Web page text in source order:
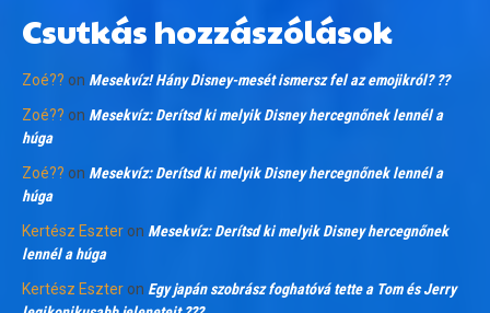
Csutkás hozzászólások
Zoé?? on Mesekvíz! Hány Disney-mesét ismersz fel az emojikról? ??
Zoé?? on Mesekvíz: Derítsd ki melyik Disney hercegnőnek lennél a
húga
Zoé?? on Mesekvíz: Derítsd ki melyik Disney hercegnőnek lennél a
húga
Kertész Eszter on Mesekvíz: Derítsd ki melyik Disney hercegnőnek
lennél a húga
Kertész Eszter on Egy japán szobrász foghatóvá tette a Tom és Jerry